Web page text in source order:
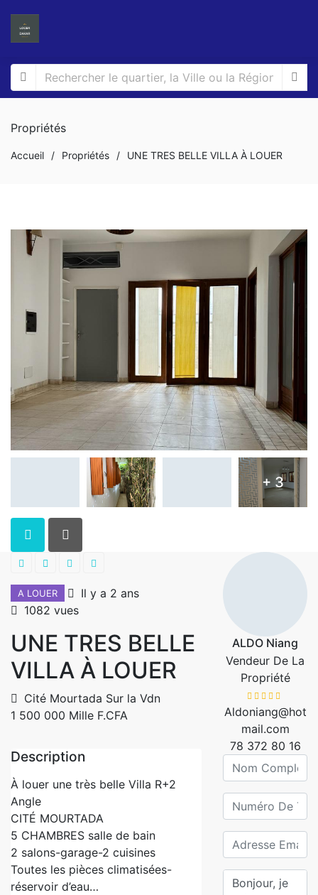
Propriétés
Accueil / Propriétés / UNE TRES BELLE VILLA À LOUER
+ 3
A LOUER
Il y a 2 ans
1082 vues
UNE TRES BELLE
VILLA À LOUER
Cité Mourtada Sur la Vdn
1 500 000 Mille F.CFA
Description
À louer une très belle Villa R+2
Angle
CITÉ MOURTADA
5 CHAMBRES salle de bain
2 salons-garage-2 cuisines
Toutes les pièces climatisées-
réservoir d’eau…
ALDO Niang
Vendeur De La
Propriété
Aldoniang@hot
mail.com
78 372 80 16